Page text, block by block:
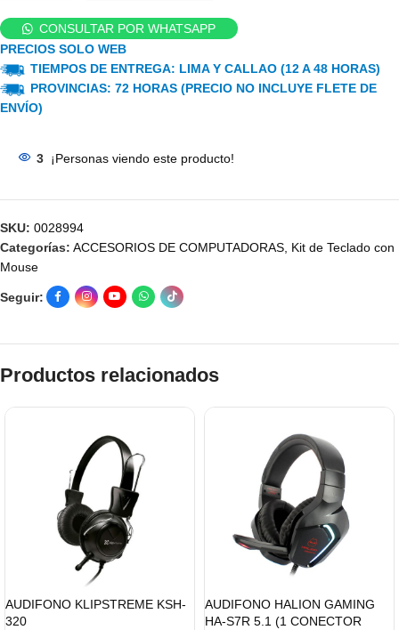
CONSULTAR POR WHATSAPP
PRECIOS SOLO WEB
TIEMPOS DE ENTREGA: LIMA Y CALLAO (12 A 48 HORAS)
PROVINCIAS: 72 HORAS (PRECIO NO INCLUYE FLETE DE
ENVÍO)
3 ¡Personas viendo este producto!
SKU: 0028994
Categorías: ACCESORIOS DE COMPUTADORAS, Kit de Teclado con
Mouse
Seguir:
Productos relacionados
AUDIFONO KLIPSTREME KSH-
320
AUDIFONO HALION GAMING
HA-S7R 5.1 (1 CONECTOR